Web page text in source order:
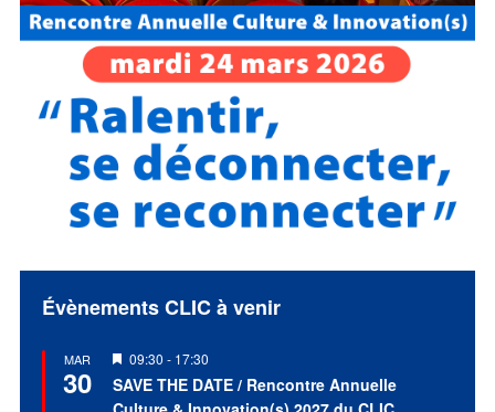
Évènements CLIC à venir
MAR
30
Mis
en
avant
09:30 - 17:30
SAVE THE DATE / Rencontre Annuelle